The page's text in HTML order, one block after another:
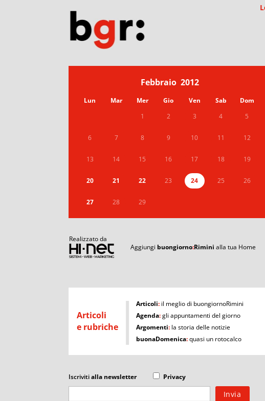
Febbraio 2012
Lun Mar Mer Gio Ven Sab
Dom
1
2 3 4 5
6 7 8 9 10 11 12
13 14 15 16 17 18 19
20 21 22 23 24 25 26
27 28 29
Realizzato da
Aggiungi buongiorno:Riminialla tua Home
Articoli
e rubriche
I Articoli: il meglio di buongiornoRimini
Agenda:gli appuntamenti del giorno
Argomenti: la storia delle notizie
buonaDomenica:quasi un rotocalco
Iscrivitialla newsletter Privacy